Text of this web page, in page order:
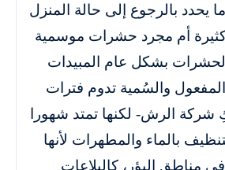
يحدد بالرجوع إلى حالة المنزل
أم مجرد حشرات موسمية
بشكل عام المبيدات
والسُمية تدوم فترات
شركة الرش- لكنها تمتد شهورا
بالماء والمطهرات لأنها
مناطق البؤر، كالبلاعات